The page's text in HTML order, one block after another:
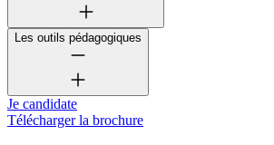
Les outils pédagogiques
Je candidate
Télécharger la brochure